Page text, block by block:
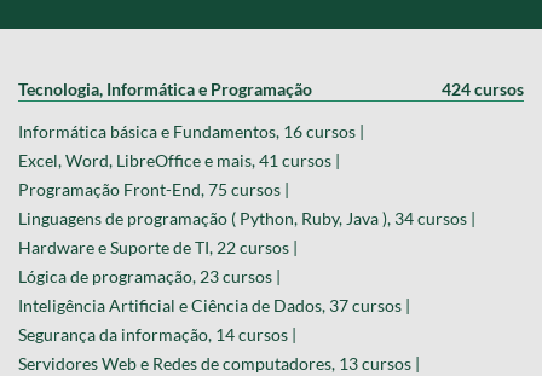
Tecnologia, Informática e Programação 424 cursos
Informática básica e Fundamentos, 16 cursos |
Excel, Word, LibreOffice e mais, 41 cursos |
Programação Front-End, 75 cursos |
Linguagens de programação ( Python, Ruby, Java ), 34 cursos |
Hardware e Suporte de TI, 22 cursos |
Lógica de programação, 23 cursos |
Inteligência Artificial e Ciência de Dados, 37 cursos |
Segurança da informação, 14 cursos |
Servidores Web e Redes de computadores, 13 cursos |